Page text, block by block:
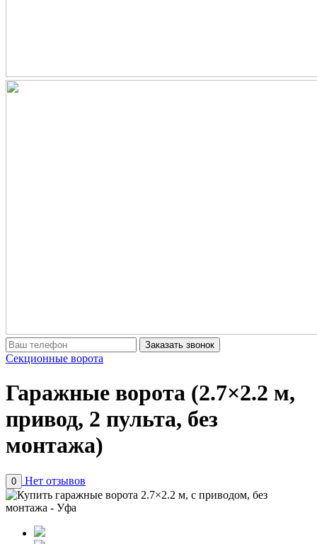
Заказать звонок
Секционные ворота
Гаражные ворота (2.7×2.2 м,
привод, 2 пульта, без
монтажа)
0 Нет отзывов